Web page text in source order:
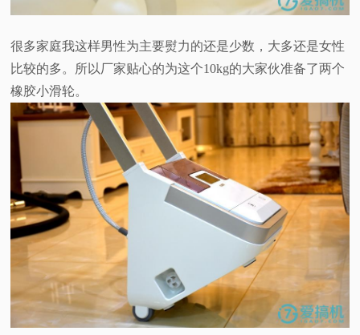
很多家庭我这样男性为主要熨力的还是少数，大多还是女性
比较的多。所以厂家贴心的为这个10kg的大家伙准备了两个
橡胶小滑轮。